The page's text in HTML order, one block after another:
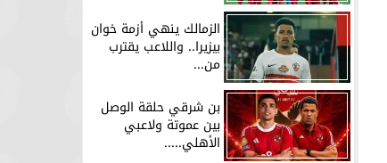
الزمالك ينهي أزمة خوان
بيزيرا.. واللاعب يقترب
من...
بن شرقي حلقة الوصل
بين عموتة ولاعبي
الأهلي.....